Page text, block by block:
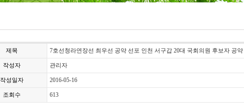
제목 7호선청라연장선 최우선 공약 선포 인천 서구갑 20대 국회의원 후보자 공약
작성자 관리자
작성일자 2016-05-16
조회수 613